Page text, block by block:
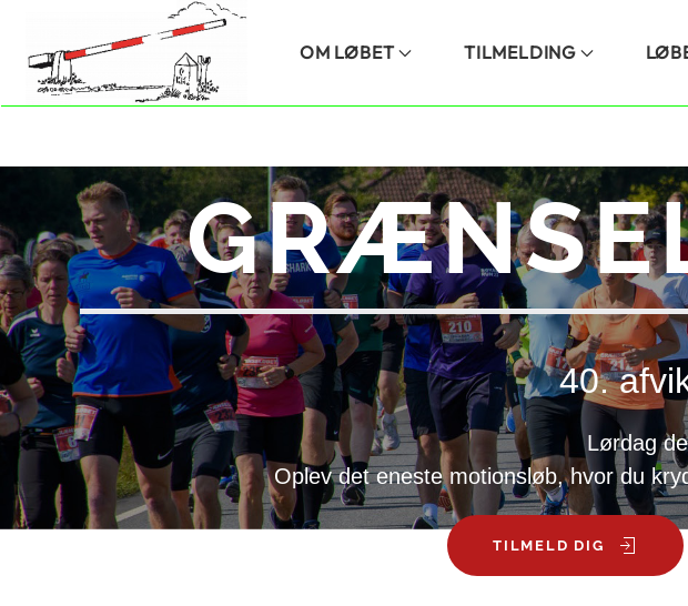
Skip to main content OM LØBET TILMELDING
40.
Lørdag
Oplev det eneste motionsløb, hvor du
TILMELD DIG